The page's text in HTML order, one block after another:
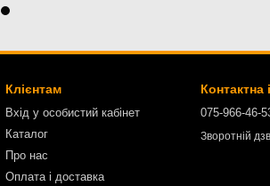
Клієнтам
Вхід у особистий кабінет
Каталог
Про нас
Оплата і доставка
Контактна
075-966-46-
Зворотній